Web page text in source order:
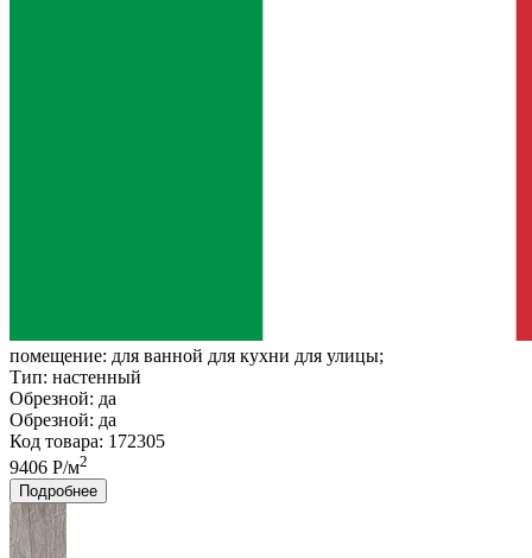
помещение: для ванной для кухни для улицы;
Тип: настенный
Обрезной: да
Обрезной: да
Код товара: 172305
9406 Р/м2
Подробнее